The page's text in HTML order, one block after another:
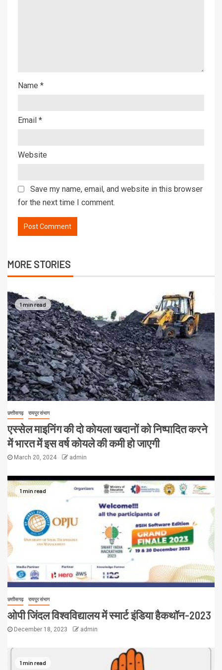
Name *
Email *
Website
Save my name, email, and website in this browser
for the next time I comment.
MORE STORIES
1 min read
छत्तीसगढ़ रायपुर संभाग
एस्सेल माइनिंग की दो कोयला खदानों को निष्पादित करने
में भारत में इस वर्ष कोयले की कमी हो जाएगी
March 20, 2024 admin
1 min read
छत्तीसगढ़ रायपुर संभाग
ओपी जिंदल विश्वविद्यालय में स्मार्ट इंडिया हैकथॉन-2023
December 18, 2023 admin
1 min read